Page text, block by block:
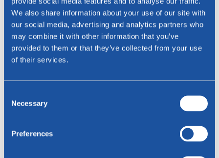
We also share information about your use of our site with
our social media, advertising and analytics partners who
may combine it with other information that you’ve
provided to them or that they’ve collected from your use
of their services.
Selection
Necessary
Preferences
Moro